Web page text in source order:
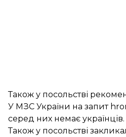
Також у посольстві
У МЗС України на запит
серед них немає українців.
Також у посольстві